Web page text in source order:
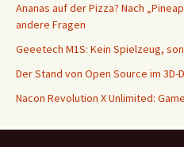
Ananas auf der Pizza? Nach
andere Fragen
Geeetech M1S: Kein Spielzeug,
Der Stand von Open Source im 3D-
Nacon Revolution X Unlimited: